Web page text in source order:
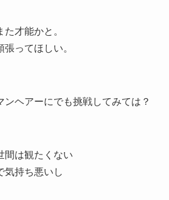
才能かと。
ってほしい。
ンヘアーにでも挑戦してみては？
間は観たくない
気持ち悪いし